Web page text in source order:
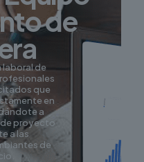
de
laboral de
que
en
a
proyecto
a las
de